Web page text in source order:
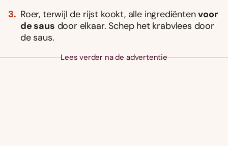
Roer, terwijl de rijst kookt, alle ingrediëntenvoor
de saus door elkaar. Schep het krabvlees door
de saus.
Lees verder na de advertentie